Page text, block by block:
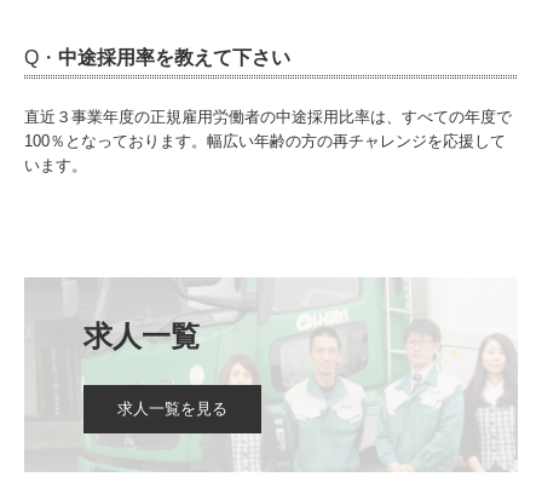
Q・ 中途採用率を教えて下さい
直近３事業年度の正規雇用労働者の中途採用比率は、すべての年度で
100％となっております。幅広い年齢の方の再チャレンジを応援して
います。
求人一覧
求人一覧を見る